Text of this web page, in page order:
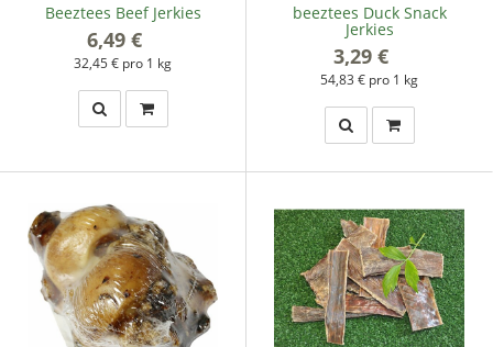
Beeztees Beef Jerkies
6,49 €
32,45 € pro 1 kg
beeztees Duck Snack
Jerkies
3,29 €
54,83 € pro 1 kg